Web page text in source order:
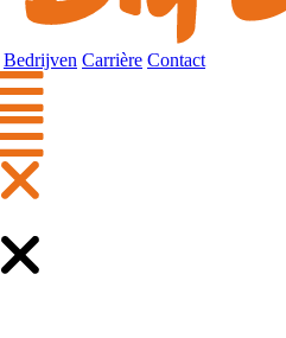
Bedrijven Carrière Contact